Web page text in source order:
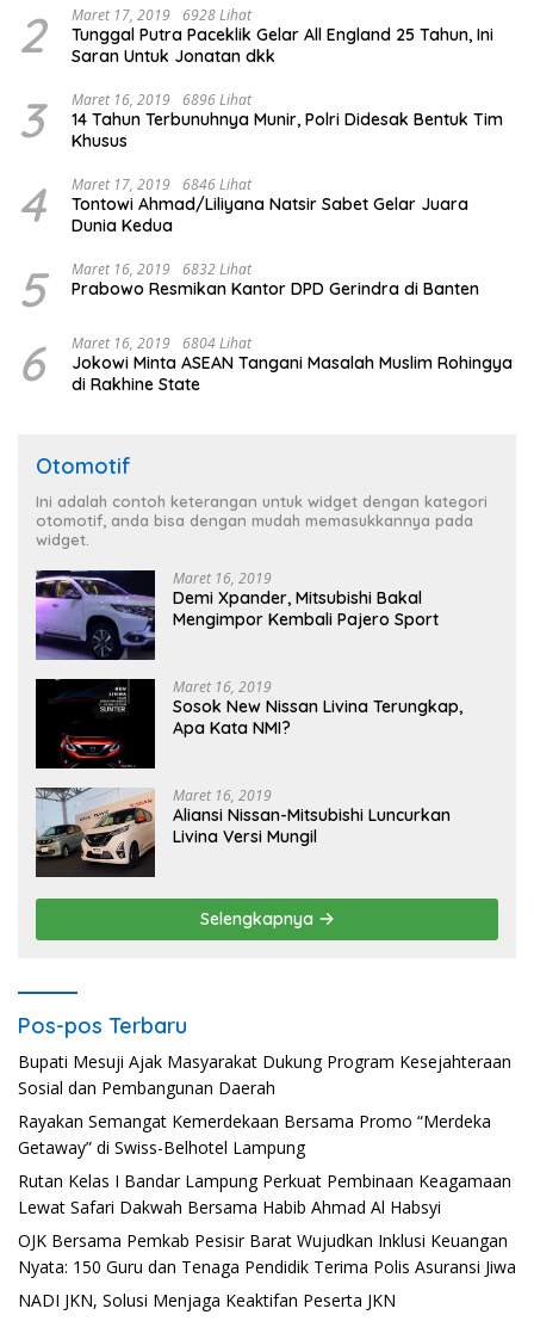
2 Maret 17, 2019 6928 Lihat
Tunggal Putra Paceklik Gelar All England 25 Tahun, Ini
Saran Untuk Jonatan dkk
3 Maret 16, 2019 6896 Lihat
14 Tahun Terbunuhnya Munir, Polri Didesak Bentuk Tim
Khusus
4 Maret 17, 2019 6846 Lihat
Tontowi Ahmad/Liliyana Natsir Sabet Gelar Juara
Dunia Kedua
5 Maret 16, 2019 6832 Lihat
Prabowo Resmikan Kantor DPD Gerindra di Banten
6 Maret 16, 2019 6804 Lihat
Jokowi Minta ASEAN Tangani Masalah Muslim Rohingya
di Rakhine State
Otomotif
Ini adalah contoh keterangan untuk widget dengan kategori
otomotif, anda bisa dengan mudah memasukkannya pada
widget.
Maret 16, 2019
Demi Xpander, Mitsubishi Bakal
Mengimpor Kembali Pajero Sport
Maret 16, 2019
Sosok New Nissan Livina Terungkap,
Apa Kata NMI?
Maret 16, 2019
Aliansi Nissan-Mitsubishi Luncurkan
Livina Versi Mungil
Selengkapnya
Pos-pos Terbaru
Bupati Mesuji Ajak Masyarakat Dukung Program Kesejahteraan
Sosial dan Pembangunan Daerah
Rayakan Semangat Kemerdekaan Bersama Promo “Merdeka
Getaway” di Swiss-Belhotel Lampung
Rutan Kelas I Bandar Lampung Perkuat Pembinaan Keagamaan
Lewat Safari Dakwah Bersama Habib Ahmad Al Habsyi
OJK Bersama Pemkab Pesisir Barat Wujudkan Inklusi Keuangan
Nyata: 150 Guru dan Tenaga Pendidik Terima Polis Asuransi Jiwa
NADI JKN, Solusi Menjaga Keaktifan Peserta JKN